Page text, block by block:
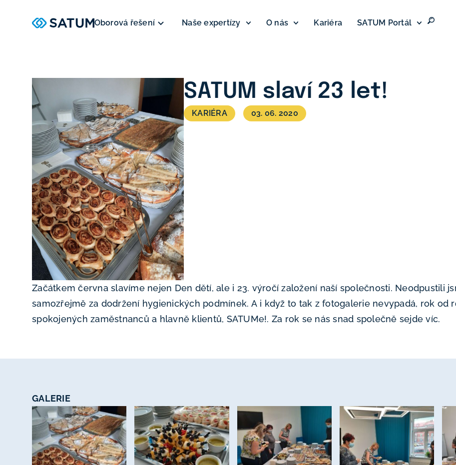
Oborová řešení Naše expertízy O nás Kariéra SATUM Portál
SATUM slaví 23 let!
KARIÉRA 03. 06. 2020
Začátkem června slavíme nejen Den dětí, ale i 23. výročí založení naší společnosti. Neodpustili
samozřejmě za dodržení hygienických podmínek. A i když to tak z fotogalerie nevypadá, rok od
spokojených zaměstnanců a hlavně klientů, SATUMe!. Za rok se nás snad společně sejde víc.
GALERIE